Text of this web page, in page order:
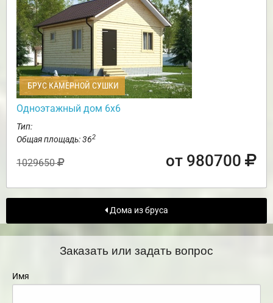
БРУС КАМЕРНОЙ СУШКИ
Одноэтажный дом 6х6
Тип:
Общая площадь: 362
1029650 от 980700
Дома из бруса
Заказать или задать вопрос
Имя